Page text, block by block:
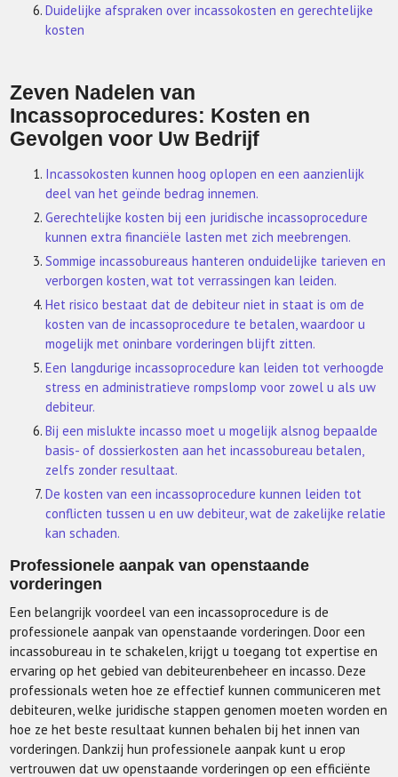
Duidelijke afspraken over incassokosten en gerechtelijke
kosten
Zeven Nadelen van
Incassoprocedures: Kosten en
Gevolgen voor Uw Bedrijf
Incassokosten kunnen hoog oplopen en een aanzienlijk
deel van het geïnde bedrag innemen.
Gerechtelijke kosten bij een juridische incassoprocedure
kunnen extra financiële lasten met zich meebrengen.
Sommige incassobureaus hanteren onduidelijke tarieven en
verborgen kosten, wat tot verrassingen kan leiden.
Het risico bestaat dat de debiteur niet in staat is om de
kosten van de incassoprocedure te betalen, waardoor u
mogelijk met oninbare vorderingen blijft zitten.
Een langdurige incassoprocedure kan leiden tot verhoogde
stress en administratieve rompslomp voor zowel u als uw
debiteur.
Bij een mislukte incasso moet u mogelijk alsnog bepaalde
basis- of dossierkosten aan het incassobureau betalen,
zelfs zonder resultaat.
De kosten van een incassoprocedure kunnen leiden tot
conflicten tussen u en uw debiteur, wat de zakelijke relatie
kan schaden.
Professionele aanpak van openstaande
vorderingen
Een belangrijk voordeel van een incassoprocedure is de
professionele aanpak van openstaande vorderingen. Door een
incassobureau in te schakelen, krijgt u toegang tot expertise en
ervaring op het gebied van debiteurenbeheer en incasso. Deze
professionals weten hoe ze effectief kunnen communiceren met
debiteuren, welke juridische stappen genomen moeten worden en
hoe ze het beste resultaat kunnen behalen bij het innen van
vorderingen. Dankzij hun professionele aanpak kunt u erop
vertrouwen dat uw openstaande vorderingen op een efficiënte